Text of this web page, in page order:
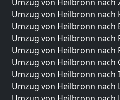
Umzug von Heilbronn nach
Umzug von Heilbronn nach
Umzug von Heilbronn nach
Umzug von Heilbronn nach
Umzug von Heilbronn nach
Umzug von Heilbronn nach
Umzug von Heilbronn nach
Umzug von Heilbronn nach